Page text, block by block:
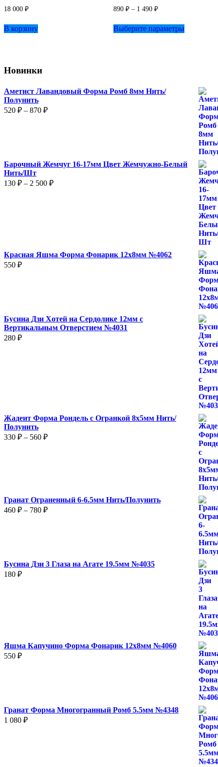
18 000 ₽
В корзину
890 ₽ – 1 490 ₽Диапазон
890 ₽
–
Выберите параметрытовар
странице
товара.
Новинки
Аметист Лавандовый Форма Ромб 8мм Нить/
Полунить
520 ₽ – 870 ₽Диапазон
Барочный Жемчуг 16-17мм Цвет Жемчужно-Белый
Нить/Шт
130 ₽ – 2 500 ₽Диапазон
Красная Яшма Форма Фонарик 12x8мм №4062
550 ₽
Бусина Дзи Хотей на Сердолике 12мм с
Вертикальным Отверстием №4031
280 ₽
Жадеит Форма Рондель с Огранкой 8х5мм Нить/
Полунить
330 ₽ – 560 ₽Диапазон
Гранат Ограненный 6-6.5мм Нить/Полунить
460 ₽ – 780 ₽Диапазон
Бусина Дзи 3 Глаза на Агате 19.5мм №4035
180 ₽
Яшма Капучино Форма Фонарик 12x8мм №4060
550 ₽
Гранат Форма Многогранный Ромб 5.5мм №4348
1 080 ₽